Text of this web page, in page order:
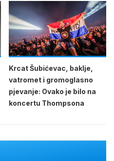
Krcat Šubićevac, baklje,
vatromet i gromoglasno
pjevanje: Ovako je bilo na
koncertu Thompsona